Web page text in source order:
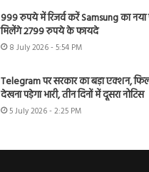
999 रुपये में रिजर्व करें Samsung का
मिलेंगे 2799 रुपये के फायदे
8 July 2026 - 5:54 PM
Telegram पर सरकार का बड़ा एक्शन,
देखना पड़ेगा भारी, तीन दिनों में दूसरा नोटिस
5 July 2026 - 2:25 PM